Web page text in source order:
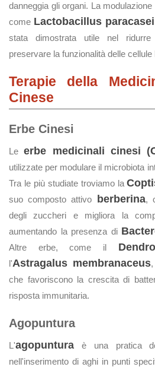
danneggia gli organi. La
come Lactobacillus paracasei
stata dimostrata utile nel
preservare la funzionalità delle
Terapie della
Cinese
Erbe Cinesi
Leerbe medicinali cinesi
utilizzate per modulare il microbiota
Tra le più studiate troviamo la
suo composto attivo
berberina,
degli zuccheri e migliora la
aumentando la presenza di
Altre erbe, come il
l'Astragalus membranaceus
che favoriscono la crescita di
risposta immunitaria.
Agopuntura
L'agopuntura è una pratica
nell'inserimento di aghi in punti